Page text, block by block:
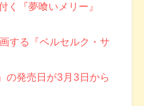
く『夢喰いメリー』
する『ベルセルク・サ
の発売日が3月3日から